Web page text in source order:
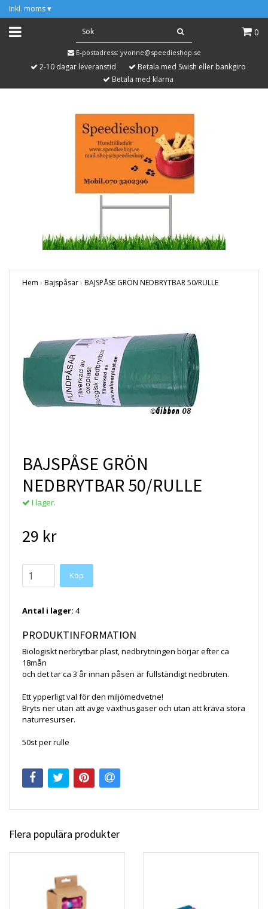
Inkl. moms ▾
0
E-postadress: yvonne@speedieshop.se
2-10 dagar leveranstid
Betala med Swish eller bankgiro
Betala med klarna
Hem › Bajspåsar› BAJSPÅSE GRÖN NEDBRYTBAR 50/RULLE
BAJSPÅSE GRÖN
NEDBRYTBAR 50/RULLE
I lager.
29 kr
Köp
Antal i lager: 4
PRODUKTINFORMATION
Biologiskt nerbrytbar plast, nedbrytningen börjar efter ca
18mån
och det tar ca 3 år innan påsen är fullständigt nedbruten.
Ett ypperligt val för den miljömedvetne!
Bryts ner utan att avge växthusgaser och utan att kräva stora
naturresurser.
50st per rulle
Flera populära produkter